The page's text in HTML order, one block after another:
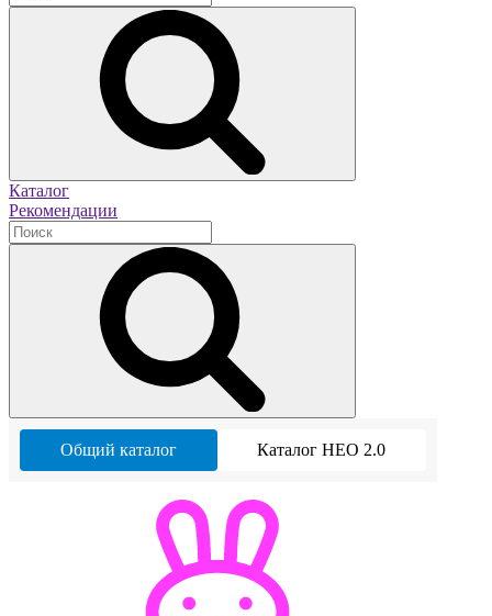
Каталог
Рекомендации
Общий каталог Каталог НЕО 2.0